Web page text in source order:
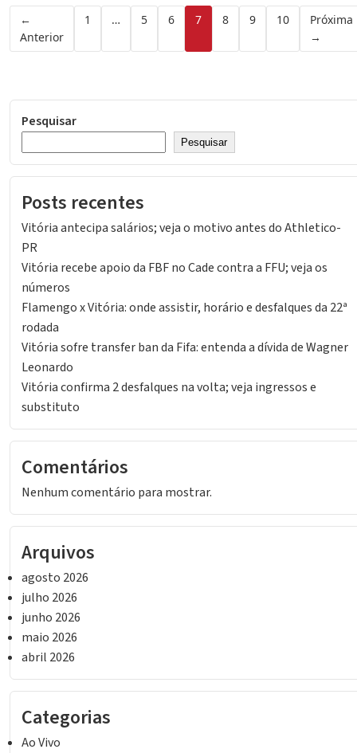
Paginação
de
←
Anterior
1 … 5 6 7 8 9 10
Próxima
→
Pesquisar
Pesquisar
Posts recentes
Vitória antecipa salários; veja o motivo antes do Athletico-
PR
Vitória recebe apoio da FBF no Cade contra a FFU; veja os
números
Flamengo x Vitória: onde assistir, horário e desfalques da 22ª
rodada
Vitória sofre transfer ban da Fifa: entenda a dívida de Wagner
Leonardo
Vitória confirma 2 desfalques na volta; veja ingressos e
substituto
Comentários
Nenhum comentário para mostrar.
Arquivos
agosto 2026
julho 2026
junho 2026
maio 2026
abril 2026
Categorias
Ao Vivo